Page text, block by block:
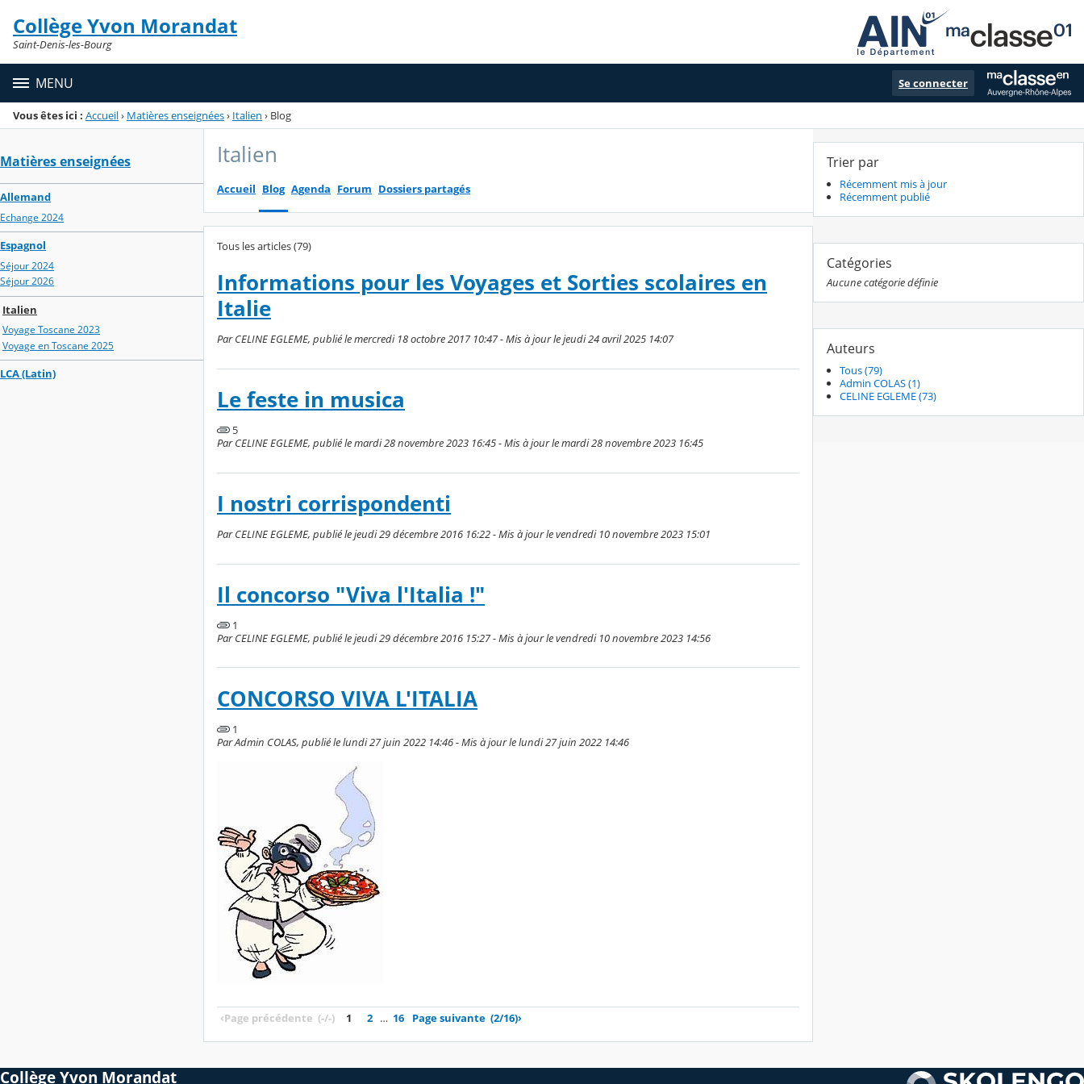
Menu de la rubrique
Contenu
Collège Yvon Morandat
Saint-Denis-les-Bourg
MENU Se connecter
Vous êtes ici : Accueil› Matières enseignées› Italien › Blog
Matières enseignées
Allemand
Echange 2024
Espagnol
Séjour 2024
Séjour 2026
Italien
Voyage Toscane 2023
Voyage en Toscane 2025
LCA (Latin)
Italien
Accueil Blog Agenda Forum Dossiers partagés
Tous les articles (79)
Informations pour les Voyages et Sorties scolaires en
Italie
Par CELINE EGLEME, publié le mercredi 18 octobre 2017 10:47 - Mis à jour le jeudi 24 avril 2025 14:07
Le feste in musica
5
Par CELINE EGLEME, publié le mardi 28 novembre 2023 16:45 - Mis à jour le mardi 28 novembre 2023 16:45
I nostri corrispondenti
Par CELINE EGLEME, publié le jeudi 29 décembre 2016 16:22 - Mis à jour le vendredi 10 novembre 2023 15:01
Il concorso "Viva l'Italia !"
1
Par CELINE EGLEME, publié le jeudi 29 décembre 2016 15:27 - Mis à jour le vendredi 10 novembre 2023 14:56
CONCORSO VIVA L'ITALIA
1
Par Admin COLAS, publié le lundi 27 juin 2022 14:46 - Mis à jour le lundi 27 juin 2022 14:46
‹Page précédente (-/-) 1 2 … 16 Page suivante (2/16)›
Trier par
Récemment mis à jour
Récemment publié
Catégories
Aucune catégorie définie
Auteurs
Tous (79)
Admin COLAS (1)
CELINE EGLEME (73)
Collège Yvon Morandat